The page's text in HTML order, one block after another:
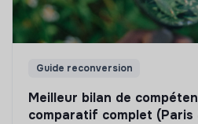
Guide reconversion
Meilleur bilan de
comparatif complet (Paris